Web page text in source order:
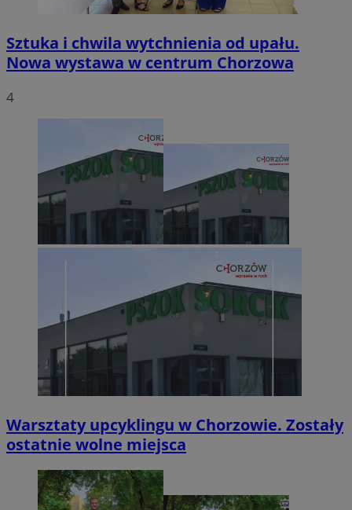
Sztuka i chwila wytchnienia od upału.
Nowa wystawa w centrum Chorzowa
4
Warsztaty upcyklingu w Chorzowie. Zostały
ostatnie wolne miejsca